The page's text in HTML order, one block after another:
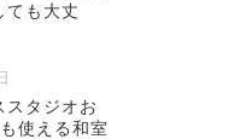
ても大丈
スタジオお
使える和室